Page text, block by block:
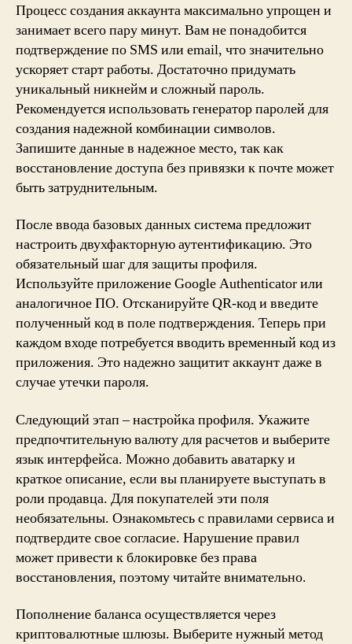
Процесс создания аккаунта максимально упрощен и
занимает всего пару минут. Вам не понадобится
подтверждение по SMS или email, что значительно
ускоряет старт работы. Достаточно придумать
уникальный никнейм и сложный пароль.
Рекомендуется использовать генератор паролей для
создания надежной комбинации символов.
Запишите данные в надежное место, так как
восстановление доступа без привязки к почте может
быть затруднительным.
После ввода базовых данных система предложит
настроить двухфакторную аутентификацию. Это
обязательный шаг для защиты профиля.
Используйте приложение Google Authenticator или
аналогичное ПО. Отсканируйте QR-код и введите
полученный код в поле подтверждения. Теперь при
каждом входе потребуется вводить временный код из
приложения. Это надежно защитит аккаунт даже в
случае утечки пароля.
Следующий этап – настройка профиля. Укажите
предпочтительную валюту для расчетов и выберите
язык интерфейса. Можно добавить аватарку и
краткое описание, если вы планируете выступать в
роли продавца. Для покупателей эти поля
необязательны. Ознакомьтесь с правилами сервиса и
подтвердите свое согласие. Нарушение правил
может привести к блокировке без права
восстановления, поэтому читайте внимательно.
Пополнение баланса осуществляется через
криптовалютные шлюзы. Выберите нужный метод